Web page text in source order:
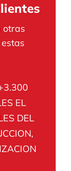
otras
EL
DEL